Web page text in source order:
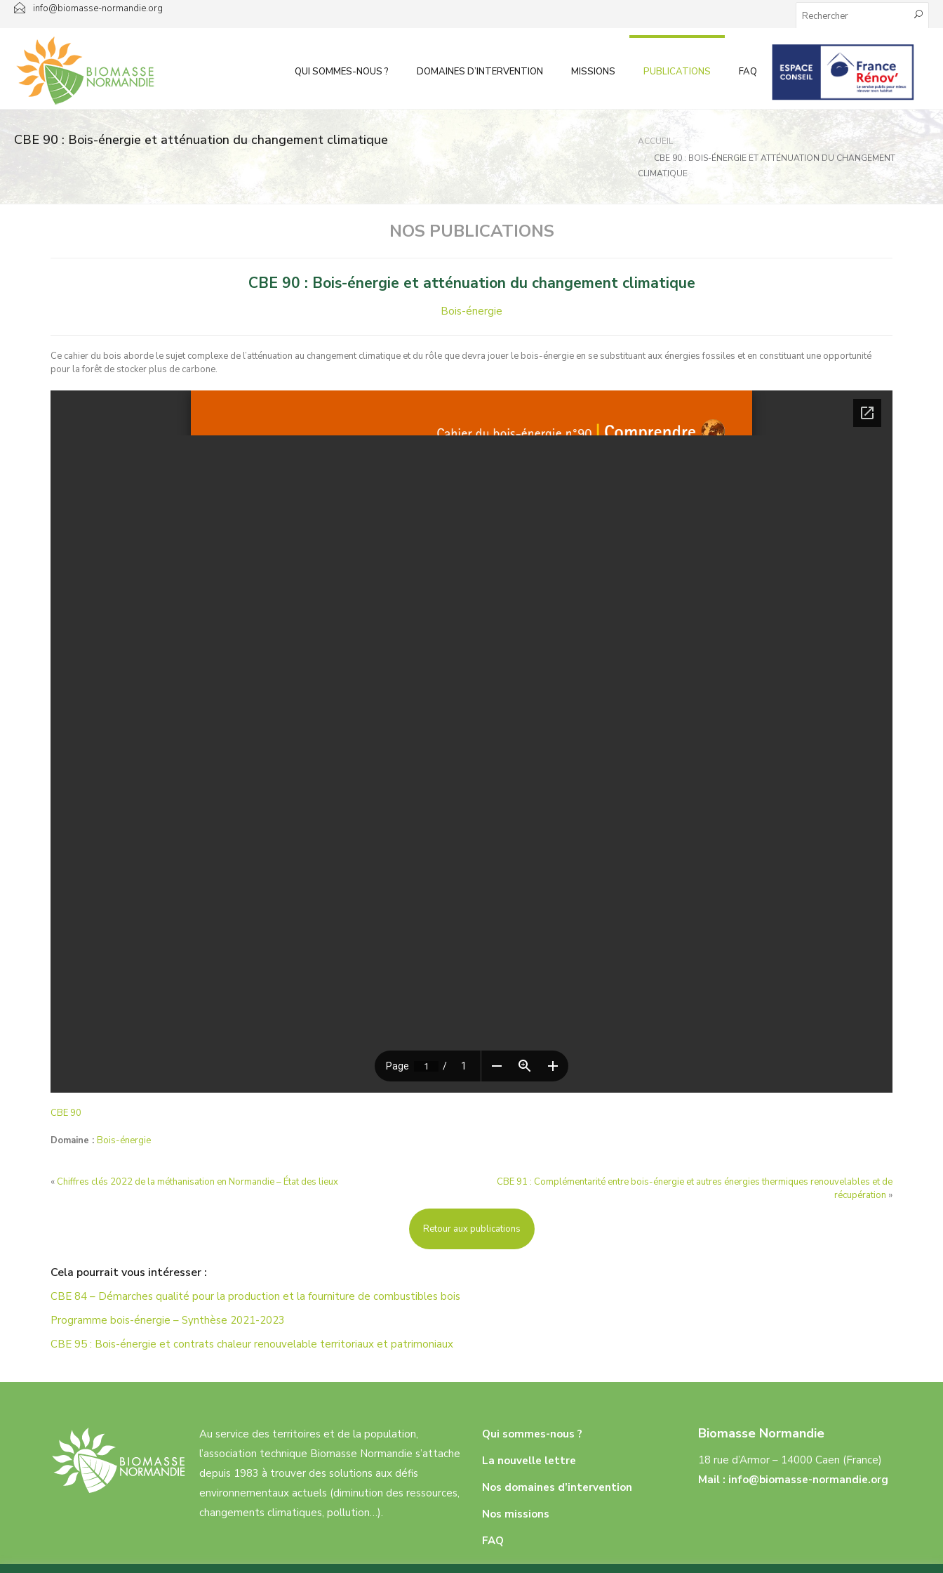
Passer
contenu
info@biomasse-normandie.org
QUI SOMMES-NOUS ? DOMAINES D’INTERVENTION MISSIONS PUBLICATIONS FAQ INFOS AUX PARTICULIERS
CBE 90 : Bois-énergie et atténuation du changement climatique
ACCUEIL
CBE 90 : BOIS-ÉNERGIE ET ATTÉNUATION DU CHANGEMENT
CLIMATIQUE
NOS PUBLICATIONS
CBE 90 : Bois-énergie et atténuation du changement climatique
Bois-énergie
Ce cahier du bois aborde le sujet complexe de l’atténuation au changement climatique et du rôle que devra jouer le bois-énergie en se substituant aux énergies fossiles et en constituant une opportunité
pour la forêt de stocker plus de carbone.
CBE 90
Domaine : Bois-énergie
« Chiffres clés 2022 de la méthanisation en Normandie – État des lieux
CBE 91 : Complémentarité entre bois-énergie et autres énergies thermiques renouvelables et de
récupération »
Retour aux publications
Cela pourrait vous intéresser :
CBE 84 – Démarches qualité pour la production et la fourniture de combustibles bois
Programme bois-énergie – Synthèse 2021-2023
CBE 95 : Bois-énergie et contrats chaleur renouvelable territoriaux et patrimoniaux
Au service des territoires et de la population,
l’association technique Biomasse Normandie s’attache
depuis 1983 à trouver des solutions aux défis
environnementaux actuels (diminution des ressources,
changements climatiques, pollution…).
Qui sommes-nous ?
La nouvelle lettre
Nos domaines d’intervention
Nos missions
FAQ
Biomasse Normandie
18 rue d’Armor – 14000 Caen (France)
Mail : info@biomasse-normandie.org